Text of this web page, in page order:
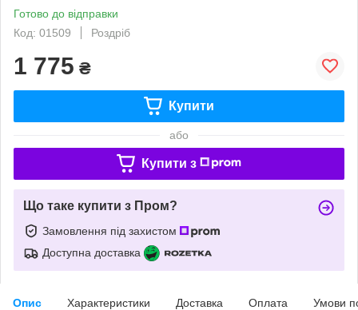
Готово до відправки
Код: 01509
Роздріб
1 775 ₴
Купити
або
Купити з
Що таке купити з Пром?
Замовлення під захистом
Доступна доставка
Опис Характеристики Доставка Оплата Умови